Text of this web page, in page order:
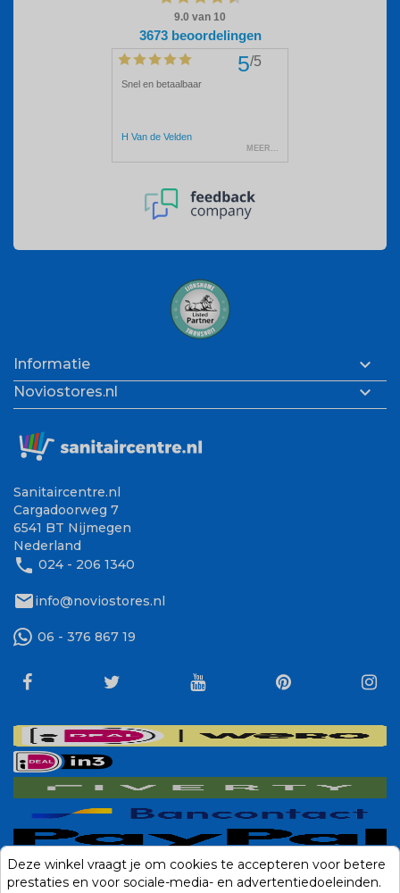
Informatie 
Noviostores.nl 
Sanitaircentre.nl
Cargadoorweg 7
6541 BT Nijmegen
Nederland
phone 024 - 206 1340
mailinfo@noviostores.nl
06 - 376 867 19
Deze winkel vraagt je om cookies te accepteren voor betere
prestaties en voor sociale-media- en advertentiedoeleinden.